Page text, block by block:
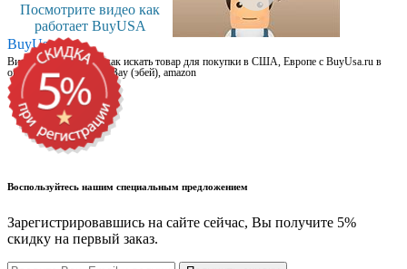
Посмотрите видео как
работает BuyUSA
BuyUsa.ru
Видео для новичков: как искать товар для покупки в США, Европе с BuyUsa.ru в
онлайн магазинах, на eBay (эбей), amazon
Воспользуйтесь нашим специальным предложением
Зарегистрировавшись на сайте сейчас, Вы получите 5%
скидку на первый заказ.